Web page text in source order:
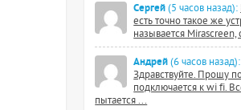
Сергей (5 часов назад):
есть точно такое же
называется Mirascreen,
Андрей (6 часов назад):
Здравствуйте. Прошу
подключается к wi fi.
пытается ...